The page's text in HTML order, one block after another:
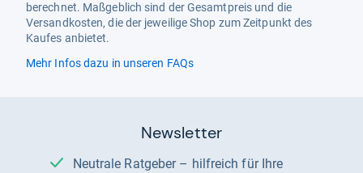
berechnet. Maßgeblich sind der Gesamtpreis und die
Versandkosten, die der jeweilige Shop zum Zeitpunkt des
Kaufes anbietet.
Mehr Infos dazu in unseren FAQs
Newsletter
Neutrale Ratgeber – hilfreich für Ihre